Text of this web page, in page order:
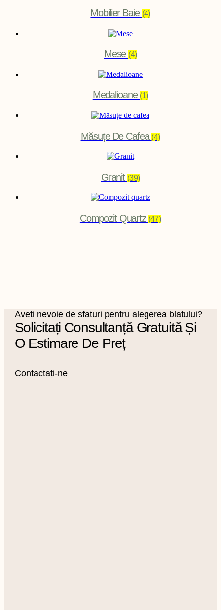
Mobilier Baie (4)
Mese(4)
Medalioane(1)
Măsuțe De Cafea(4)
Granit (39)
Compozit Quartz (47)
Aveți nevoie de sfaturi pentru alegerea blatului?
Solicitați Consultanță Gratuită Și
O Estimare De Preț
Contactați-ne